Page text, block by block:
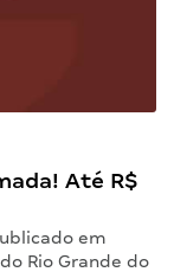
Até R$
em
Rio Grande do